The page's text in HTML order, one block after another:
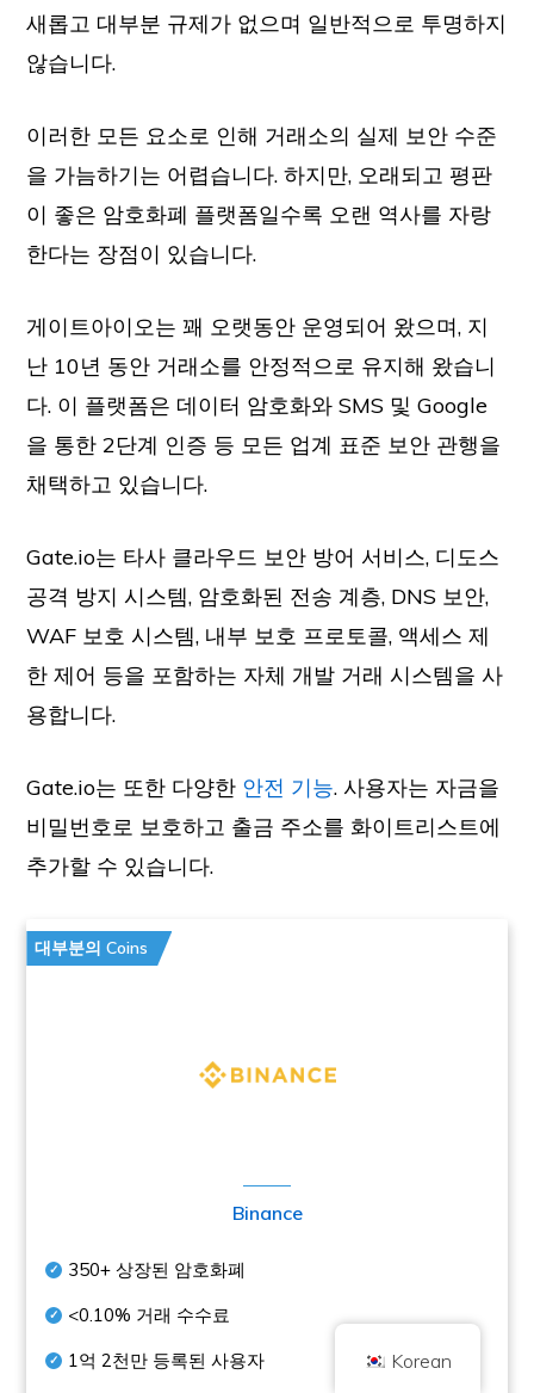
새롭고 대부분 규제가 없으며 일반적으로 투명하지
않습니다.
이러한 모든 요소로 인해 거래소의 실제 보안 수준
을 가늠하기는 어렵습니다. 하지만, 오래되고 평판
이 좋은 암호화폐 플랫폼일수록 오랜 역사를 자랑
한다는 장점이 있습니다.
게이트아이오는 꽤 오랫동안 운영되어 왔으며, 지
난 10년 동안 거래소를 안정적으로 유지해 왔습니
다. 이 플랫폼은 데이터 암호화와 SMS 및 Google
을 통한 2단계 인증 등 모든 업계 표준 보안 관행을
채택하고 있습니다.
Gate.io는 타사 클라우드 보안 방어 서비스, 디도스
공격 방지 시스템, 암호화된 전송 계층, DNS 보안,
WAF 보호 시스템, 내부 보호 프로토콜, 액세스 제
한 제어 등을 포함하는 자체 개발 거래 시스템을 사
용합니다.
Gate.io는 또한 다양한 안전 기능. 사용자는 자금을
비밀번호로 보호하고 출금 주소를 화이트리스트에
추가할 수 있습니다.
대부분의 Coins
Binance
350+ 상장된 암호화폐
<0.10% 거래 수수료
1억 2천만 등록된 사용자
결과를 보장하는 것은 아닙니다. 암호화폐 투자에는 위험이 따릅니다.
암호화폐는 영국 금융행위감독청의 규제를 받지 않으며, 영국 금융 서비스 보상
는 전부의 가치를 잃을 수 있습니다. 암호화폐 판매 수익에는 자본 이득세가 적
용될 수 있습니다.
홈 정보 개인정보 보호정책 문의하기
Korean